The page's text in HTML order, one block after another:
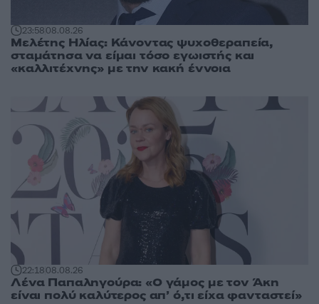
23:5808.08.26
Μελέτης Ηλίας: Κάνοντας ψυχοθεραπεία,
σταμάτησα να είμαι τόσο εγωιστής και
«καλλιτέχνης» με την κακή έννοια
22:1808.08.26
Λένα Παπαληγούρα: «Ο γάμος με τον Άκη
είναι πολύ καλύτερος απ’ ό,τι είχα φανταστεί»